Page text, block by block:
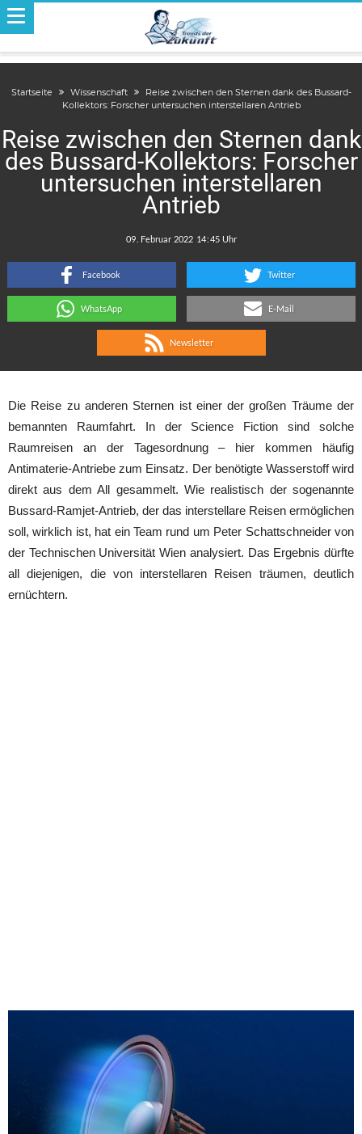
Startseite Wissenschaft
Reise zwischen den Sternen dank des Bussard-
Kollektors: Forscher untersuchen interstellaren Antrieb
Reise zwischen den Sternen dank
des Bussard-Kollektors: Forscher
untersuchen interstellaren
Antrieb
:
Facebook Twitter
WhatsApp E-Mail
Newsletter
Die Reise zu anderen Sternen ist einer der großen Träume der
bemannten Raumfahrt. In der Science Fiction sind solche
Raumreisen an der Tagesordnung – hier kommen häufig
Antimaterie-Antriebe zum Einsatz. Der benötigte Wasserstoff wird
direkt aus dem All gesammelt. Wie realistisch der sogenannte
Bussard-Ramjet-Antrieb, der das interstellare Reisen ermöglichen
soll, wirklich ist, hat ein Team rund um Peter Schattschneider von
der Technischen Universität Wien analysiert. Das Ergebnis dürfte
all diejenigen, die von interstellaren Reisen träumen, deutlich
ernüchtern.